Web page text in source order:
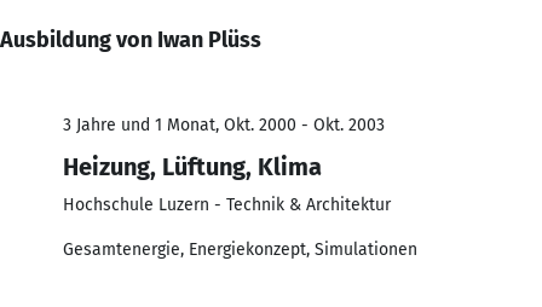
Ausbildung von Iwan Plüss
3 Jahre und 1 Monat, Okt. 2000 - Okt. 2003
Heizung, Lüftung, Klima
Hochschule Luzern - Technik & Architektur
Gesamtenergie, Energiekonzept, Simulationen